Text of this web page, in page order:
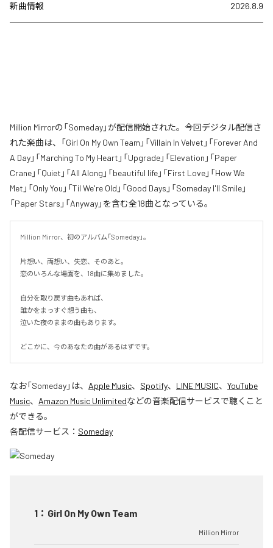
新曲情報 2026.8.9
Million Mirrorの「Someday」が配信開始された。今回デジタル配信さ
れた楽曲は、「Girl On My Own Team」「Villain In Velvet」「Forever And
A Day」「Marching To My Heart」「Upgrade」「Elevation」「Paper
Crane」「Quiet」「All Along」「beautiful life」「First Love」「How We
Met」「Only You」「Til We're Old」「Good Days」「Someday I'll Smile」
「Paper Stars」「Anyway」を含む全18曲となっている。
Million Mirror、初のアルバム「Someday」。
片想い、両想い、失恋、そのあと。
恋のいろんな場面を、18曲に集めました。
自分を取り戻す曲もあれば、
誰かをまっすぐ想う曲も、
泣いた夜のままの曲もあります。
どこかに、今のあなたの曲があるはずです。
なお「Someday」は、 Apple Music、 Spotify、 LINE MUSIC、 YouTube
Music、 Amazon Music Unlimitedなどの音楽配信サービスで聴くこと
ができる。
各配信サービス： Someday
1 ： Girl On My Own Team
Million Mirror